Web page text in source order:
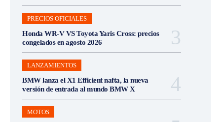
PRECIOS OFICIALES
Honda WR-V VS Toyota Yaris Cross: precios
congelados en agosto 2026
LANZAMIENTOS
BMW lanza el X1 Efficient nafta, la nueva
versión de entrada al mundo BMW X
MOTOS